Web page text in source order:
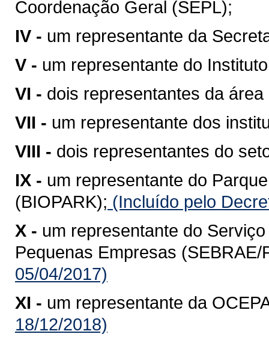
Coordenação Geral (SEPL);
IV - um representante da
V - um representante do
VI - dois representantes da área
VII - um representante dos
VIII - dois representantes do
IX - um representante do
(BIOPARK); (Incluído pelo
X - um representante do
Pequenas Empresas (SEBRAE/
05/04/2017)
XI - um representante da
18/12/2018)